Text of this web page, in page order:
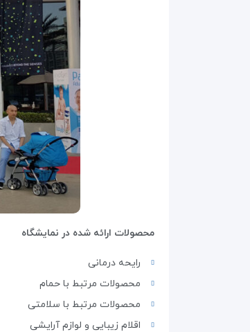
محصولات ارائه شده در نمایشگاه
رایحه درمانی
محصولات مرتبط با حمام
محصولات مرتبط با سلامتی
اقلام زیبایی و لوازم آرایشی